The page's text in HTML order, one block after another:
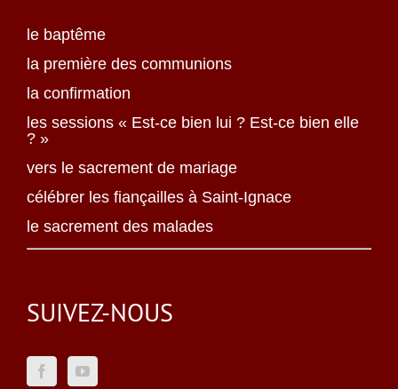
le baptême
la première des communions
la confirmation
les sessions « Est-ce bien lui ? Est-ce bien elle
? »
vers le sacrement de mariage
célébrer les fiançailles à Saint-Ignace
le sacrement des malades
SUIVEZ-NOUS